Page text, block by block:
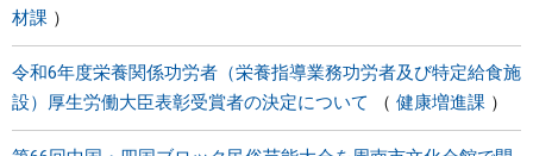
材課
令和6年度栄養関係功労者（栄養指導業務功労者及び特定給食施
設）厚生労働大臣表彰受賞者の決定について
健康増進課